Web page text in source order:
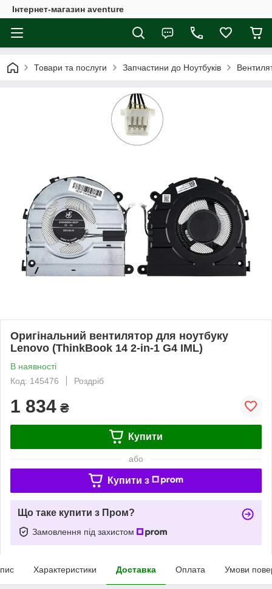
Інтернет-магазин aventure
Товари та послуги Запчастини до Ноутбуків
Оригінальний вентилятор для ноутбуку
Lenovo (ThinkBook 14 2-in-1 G4 IML)
В наявності
Код: 145476
Роздріб
1 834 ₴
Купити
або
Купити з
Що таке купити з Пром?
Замовлення під захистом
Характеристики Доставка Оплата Умови